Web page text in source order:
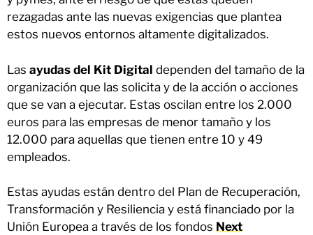
rezagadas ante las nuevas exigencias que plantea
estos nuevos entornos altamente digitalizados.
Las ayudas del Kit Digital dependen del tamaño de la
organización que las solicita y de la acción o acciones
que se van a ejecutar. Estas oscilan entre los 2.000
euros para las empresas de menor tamaño y los
12.000 para aquellas que tienen entre 10 y 49
empleados.
Estas ayudas están dentro del Plan de Recuperación,
Transformación y Resiliencia y está financiado por la
Unión Europea a través de los fondos Next